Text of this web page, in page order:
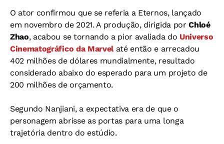
O ator confirmou que se referia a Eternos, lançado
em novembro de 2021. A produção, dirigida porChloé
Zhao, acabou se tornando a pior avaliada do Universo
Cinematográfico da Marvelaté então e arrecadou
402 milhões de dólares mundialmente, resultado
considerado abaixo do esperado para um projeto de
200 milhões de orçamento.
Segundo Nanjiani, a expectativa era de que o
personagem abrisse as portas para uma longa
trajetória dentro do estúdio.